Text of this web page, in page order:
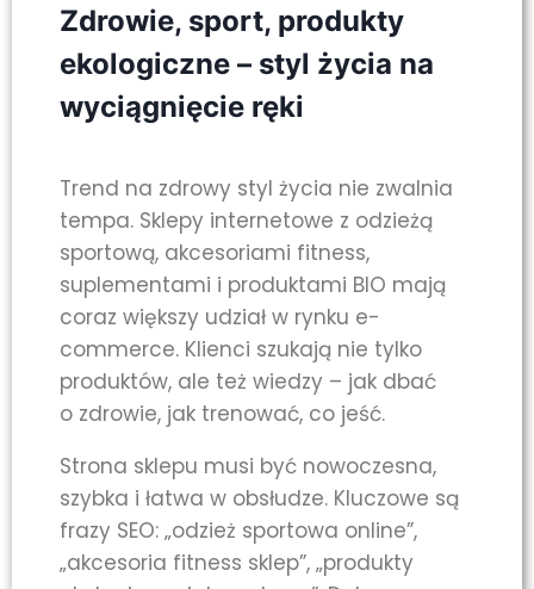
Zdrowie, sport, produkty
ekologiczne – styl życia na
wyciągnięcie ręki
Trend na zdrowy styl życia nie zwalnia
tempa. Sklepy internetowe z odzieżą
sportową, akcesoriami fitness,
suplementami i produktami BIO mają
coraz większy udział w rynku e-
commerce. Klienci szukają nie tylko
produktów, ale też wiedzy – jak dbać
o zdrowie, jak trenować, co jeść.
Strona sklepu musi być nowoczesna,
szybka i łatwa w obsłudze. Kluczowe są
frazy SEO: „odzież sportowa online”,
„akcesoria fitness sklep”, „produkty